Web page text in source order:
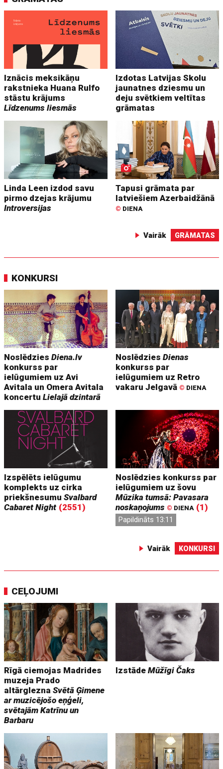
Iznācis meksikāņu
rakstnieka Huana Rulfo
stāstu krājums
Līdzenums liesmās
Izdotas Latvijas Skolu
jaunatnes dziesmu un
deju svētkiem veltītas
grāmatas
Linda Leen izdod savu
pirmo dzejas krājumu
Introversijas
Tapusi grāmata par
latviešiem Azerbaidžānā
© DIENA
Vairāk GRĀMATAS
KONKURSI
NoslēdziesDiena.lv
konkurss par
ielūgumiem uz Avi
Avitala un Omera Avitala
koncertuLielajā dzintarā
NoslēdziesDienas
konkurss par
ielūgumiem uz Retro
vakaru Jelgavā © DIENA
Izspēlēts ielūgumu
komplekts uz cirka
priekšnesumuSvalbard
Cabaret Night (2551)
Noslēdzies konkurss par
ielūgumiem uz šovu
Mūzika tumsā: Pavasara
noskaņojums © DIENA (1)
Papildināts 13:11
Vairāk KONKURSI
CEĻOJUMI
Rīgā ciemojas Madrides
muzeja Prado
altārgleznaSvētā Ģimene
ar muzicējošo eņģeli,
svētajām Katrīnu un
Barbaru
IzstādeMūžīgi Čaks